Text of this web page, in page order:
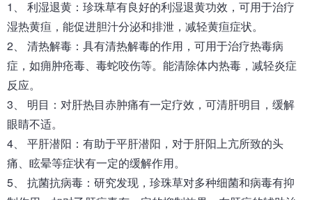
1、 利湿退黄：珍珠草有良好的利湿退黄功效，可用于治疗
湿热黄疸，能促进胆汁分泌和排泄，减轻黄疸症状。
2、 清热解毒：具有清热解毒的作用，可用于治疗热毒病
症，如痈肿疮毒、毒蛇咬伤等。能清除体内热毒，减轻炎症
反应。
3、 明目：对肝热目赤肿痛有一定疗效，可清肝明目，缓解
眼睛不适。
4、 平肝潜阳：有助于平肝潜阳，对于肝阳上亢所致的头
痛、眩晕等症状有一定的缓解作用。
5、 抗菌抗病毒：研究发现，珍珠草对多种细菌和病毒有抑